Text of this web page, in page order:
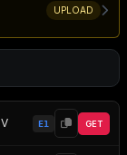
UPLOAD
E1 GET